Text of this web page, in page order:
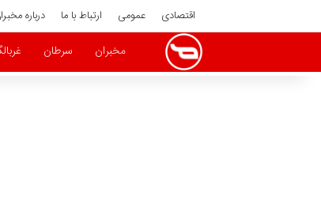
اقتصادی عمومی ارتباط با ما درباره
مخبران سرطان